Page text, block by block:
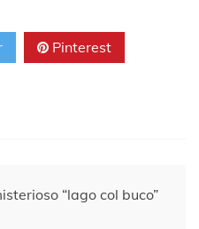
Pinterest
“lago col buco”